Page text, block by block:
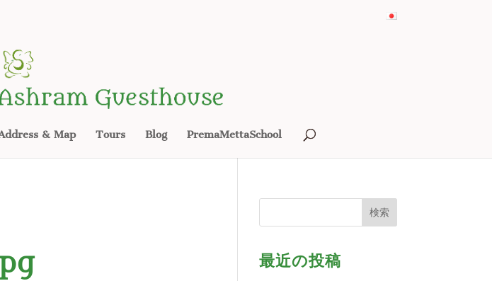
& Map Tours Blog PremaMettaSchool
最近の投稿